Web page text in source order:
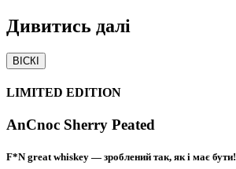
Дивитись далі
ВІСКІ
LIMITED EDITION
AnCnoc Sherry Peated
F*N great whiskey — зроблений так, як і має бути!